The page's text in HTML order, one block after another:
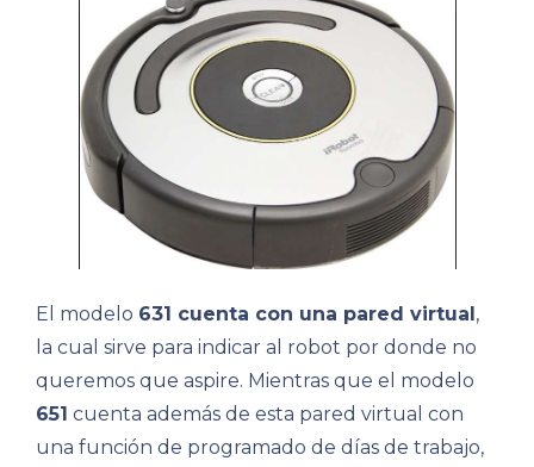
El modelo 631 cuenta con una pared virtual,
la cual sirve para indicar al robot por donde no
queremos que aspire. Mientras que el modelo
651 cuenta además de esta pared virtual con
una función de programado de días de trabajo,